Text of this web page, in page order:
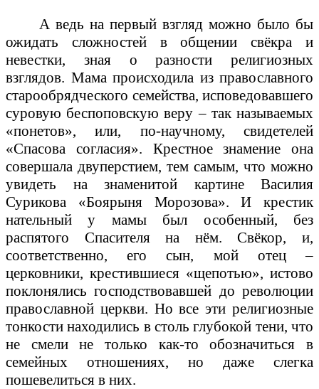
А ведь на первый взгляд можно было бы
ожидать сложностей в общении свёкра и
невестки, зная о разности религиозных
взглядов. Мама происходила из православного
старообрядческого семейства, исповедовавшего
суровую беспоповскую веру – так называемых
«понетов», или, по-научному, свидетелей
«Спасова согласия». Крестное знамение она
совершала двуперстием, тем самым, что можно
увидеть на знаменитой картине Василия
Сурикова «Боярыня Морозова». И крестик
нательный у мамы был особенный, без
распятого Спасителя на нём. Свёкор, и,
соответственно, его сын, мой отец –
церковники, крестившиеся «щепотью», истово
поклонялись господствовавшей до революции
православной церкви. Но все эти религиозные
тонкости находились в столь глубокой тени, что
не смели не только как-то обозначиться в
семейных отношениях, но даже слегка
пошевелиться в них.